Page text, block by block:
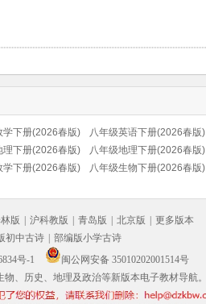
学下册(2026春版)
八年级英语下册(2026春版)
理下册(2026春版)
版)
八年级地理下册(2026春版)
(科普版)
学下册(2026春版)
八年级生物下册(2026春版)
版 沪科教版 青岛版 北京版
更多版本
初中古诗
部编版小学古诗
号-1
闽公网安备 35010202001514号
、历史、地理及政治等新版本电子教材导航。